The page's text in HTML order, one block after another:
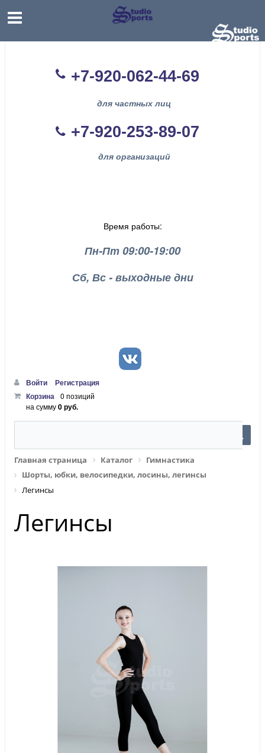
+7-920-062-44-69
для частных лиц
+7-920-253-89-07
для организаций
Время работы:
Пн-Пт 09:00-19:00
Сб, Вс - выходные дни
Войти
Регистрация
Корзина 0 позиций
на сумму0 руб.
Главная страница Каталог
Гимнастика
Шорты, юбки, велосипедки, лосины, легинсы
Легинсы
Легинсы